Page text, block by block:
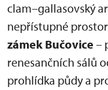
clam–gallasovský
nepřístupné
zámek Bučovice –
renesančních sálů
prohlídka půdy a